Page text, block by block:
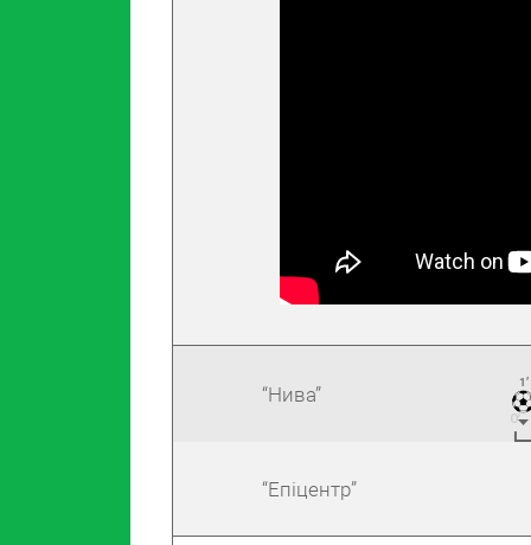
“Нива”
“Епіцентр”
1’